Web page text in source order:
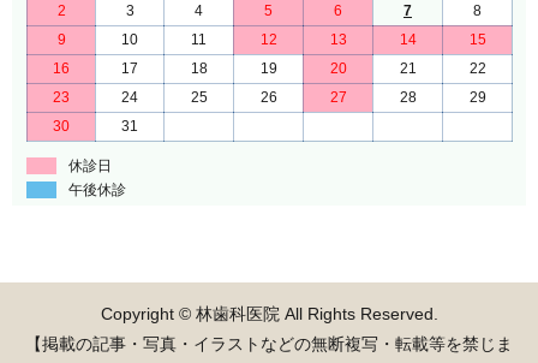
2
3 4 5 6 7
8
9
10 11 12 13 14
15
16
17 18 19 20 21
22
23
24 25 26 27 28
29
30
31
休診日
午後休診
Copyright © 林歯科医院 All Rights Reserved.
【掲載の記事・写真・イラストなどの無断複写・転載等を禁じま